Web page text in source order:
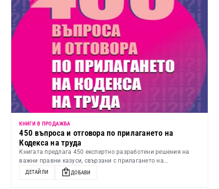
КНИГИ В ПРОДАЖБА
450 въпроса и отговора по прилагането на
Кодекса на труда
Книгата предлага 450 експертно разработени решения на
важни правни казуси, свързани с прилагането на...
ДЕТАЙЛИ ДОБАВИ